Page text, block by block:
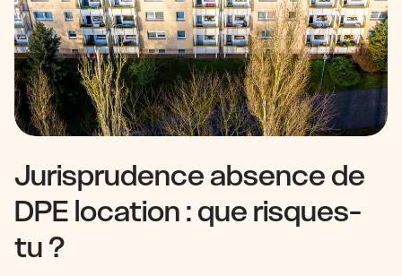
Jurisprudence absence de
DPE location : que risques-
tu ?